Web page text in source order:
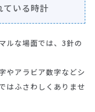
ている時計
ルな場面では、3針の
やアラビア数字などシ
はふさわしくありませ